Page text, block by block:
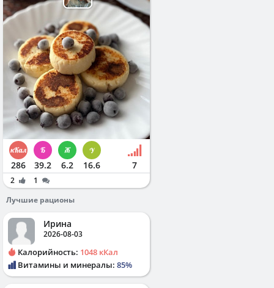
286 39.2 6.2 16.6 7
2
1
Лучшие рационы
Ирина
2026-08-03
Калорийность: 1048 кКал
Витамины и минералы: 85%